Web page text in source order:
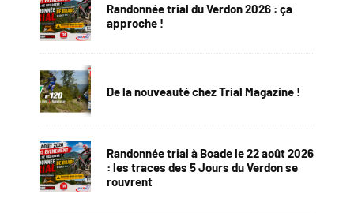
Randonnée trial du Verdon 2026 : ça
approche !
De la nouveauté chez Trial Magazine !
Randonnée trial à Boade le 22 août 2026
: les traces des 5 Jours du Verdon se
rouvrent